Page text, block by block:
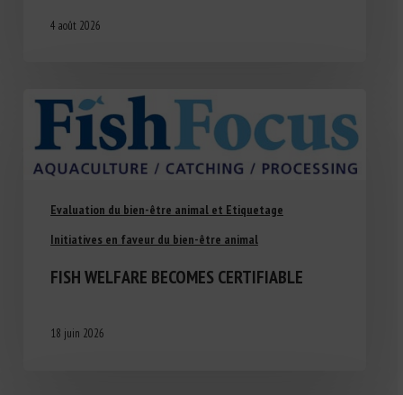
4 août 2026
Evaluation du bien-être animal et Etiquetage
Initiatives en faveur du bien-être animal
FISH WELFARE BECOMES CERTIFIABLE
18 juin 2026